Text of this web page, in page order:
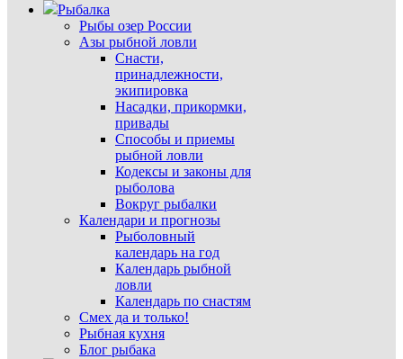
Рыбалка
Рыбы озер России
Азы рыбной ловли
Снасти,
принадлежности,
экипировка
Насадки, прикормки,
привады
Способы и приемы
рыбной ловли
Кодексы и законы для
рыболова
Вокруг рыбалки
Календари и прогнозы
Рыболовный
календарь на год
Календарь рыбной
ловли
Календарь по снастям
Смех да и только!
Рыбная кухня
Блог рыбака